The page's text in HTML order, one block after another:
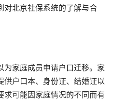
对北京社保系统的了解与合
为家庭成员申请户口迁移。家
供户口本、身份证、结婚证以
求可能因家庭情况的不同而有